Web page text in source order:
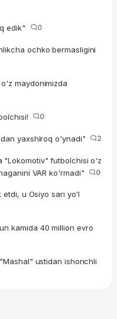
edik" 0
ochko bermasligini
maydonimizda
0
yaxshiroq o'ynadi" 2
"Lokomotiv" futbolchisi o'z
VAR ko'rmadi"
0
etdi, u Osiyo sari yo'l
kamida 40 million evro
ustidan ishonchli